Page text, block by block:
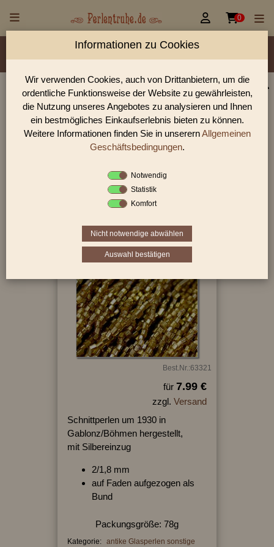
 0
Material/Glassorte Sorte/Form Farbe
Größen
Rocailles Größen Lochdurchmesser
Perlen Shop für antike Glasperlen sonstige
In unserem Perlen Shop finden sie zahlreich antike Glasperlen
sonstige und viele weiter Glasperlen.
Sie befinden sich in folgender Kategorie:
antike Glasperlen|antike Glasperlen sonstige
Best.Nr.:63321
für 7.99 €
zzgl. Versand
Schnittperlen um 1930 in
Gablonz/Böhmen hergestellt,
mit Silbereinzug
2/1,8 mm
auf Faden aufgezogen als
Bund
Packungsgröße: 78g
Kategorie: antike Glasperlen sonstige
Informationen zu Cookies
Wir verwenden Cookies, auch von Drittanbietern, um die
ordentliche Funktionsweise der Website zu gewährleisten,
die Nutzung unseres Angebotes zu analysieren und Ihnen
ein bestmögliches Einkaufserlebnis bieten zu können.
Weitere Informationen finden Sie in unserernAllgemeinen
Geschäftsbedingungen.
Notwendig
Statistik
Komfort
Nicht notwendige abwählen
Auswahl bestätigen